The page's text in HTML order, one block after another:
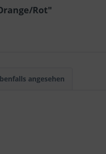
Rot"
angesehen